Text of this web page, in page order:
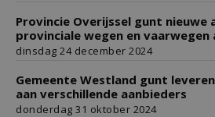
Provincie Overijssel gunt nieuwe
provinciale wegen en
dinsdag 24 december 2024
Gemeente Westland gunt
aan verschillende aanbieders
donderdag 31 oktober 2024